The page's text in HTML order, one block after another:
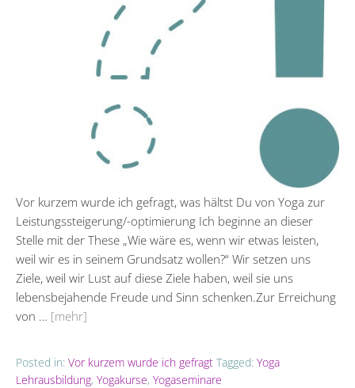
Vor kurzem wurde ich gefragt, was hältst Du von Yoga zur
Leistungssteigerung/-optimierung Ich beginne an dieser
Stelle mit der These „Wie wäre es, wenn wir etwas leisten,
weil wir es in seinem Grundsatz wollen?“ Wir setzen uns
Ziele, weil wir Lust auf diese Ziele haben, weil sie uns
lebensbejahende Freude und Sinn schenken.Zur Erreichung
von … [mehr]
Posted in: Vor kurzem wurde ich gefragt Tagged: Yoga
Lehrausbildung, Yogakurse, Yogaseminare